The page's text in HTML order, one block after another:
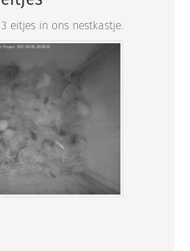
eitjes in ons nestkastje.